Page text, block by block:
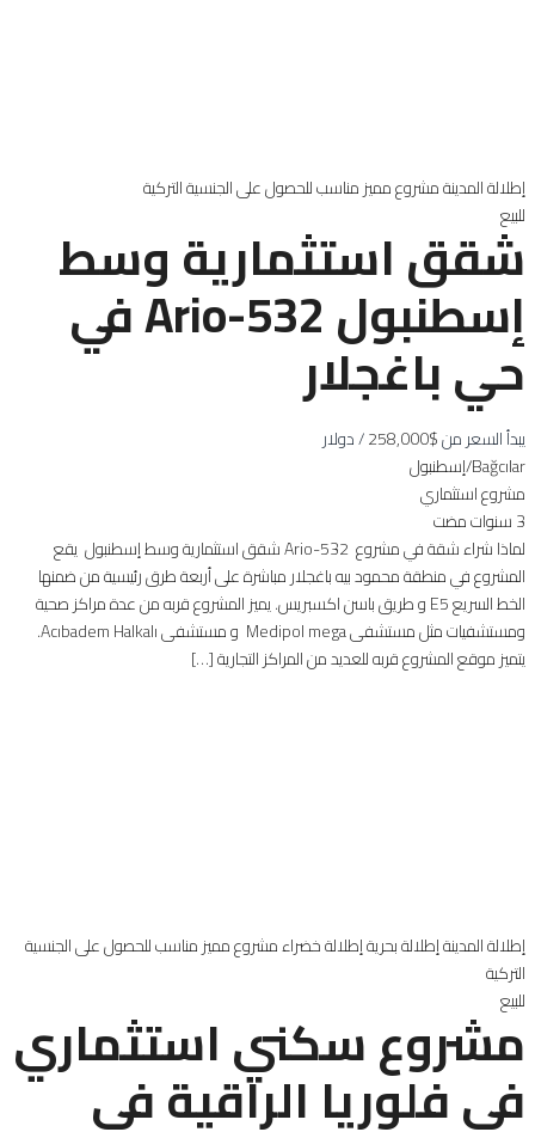
إطلالة المدينةمشروع مميزمناسب للحصول على الجنسية التركية
للبيع
شقق استثمارية وسط
إسطنبول Ario-532 في
حي باغجلار
يبدأ السعر من$258,000
/ دولار
Bağcılar/إسطنبول‭
مشروع استثماري
3 سنوات مضت
لماذا شراء شقة في مشروع Ario-532 شقق استثمارية وسط إسطنبول يقع
المشروع في منطقة محمود بيه باغجلار مباشرة على أربعة طرق رئيسية من ضمنها
الخط السريع E5 و طريق باسن اكسبريس. يميز المشروع قربه من عدة مراكز صحية
ومستشفيات مثل مستشفى Medipol mega و مستشفى Acıbadem Halkalı.
يتميز موقع المشروع قربه للعديد من المراكز التجارية […]
إطلالة المدينةإطلالة بحريةإطلالة خضراءمشروع مميزمناسب للحصول على الجنسية
التركية
للبيع
مشروع سكني استثماري
في فلوريا الراقية في